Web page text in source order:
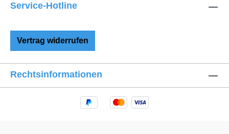
Service-Hotline
Vertrag widerrufen
Rechtsinformationen